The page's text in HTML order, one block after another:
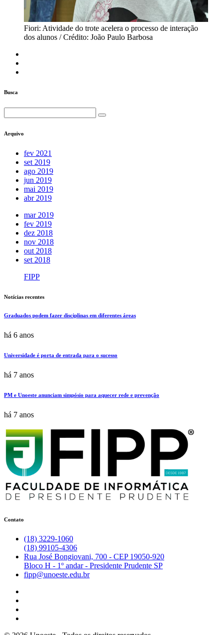
Fiori: Atividade do trote acelera o processo de interação
dos alunos / Crédito: João Paulo Barbosa
Busca
Arquivo
fev 2021
set 2019
ago 2019
jun 2019
mai 2019
abr 2019
mar 2019
fev 2019
dez 2018
nov 2018
out 2018
set 2018
FIPP
Notícias recentes
Graduados podem fazer disciplinas em diferentes áreas
há 6 anos
Universidade é porta de entrada para o sucesso
há 7 anos
PM e Unoeste anunciam simpósio para aquecer rede e prevenção
há 7 anos
Contato
(18) 3229-1060
(18) 99105-4306
Rua José Bongiovani, 700 - CEP 19050-920
Bloco H - 1º andar - Presidente Prudente SP
fipp@unoeste.edu.br